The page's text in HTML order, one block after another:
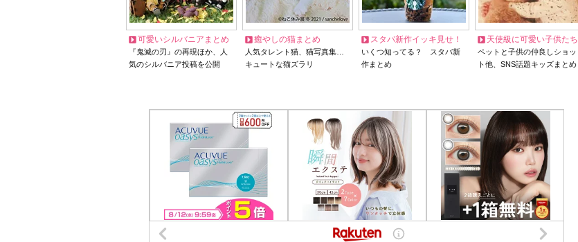
可愛いシルバニアまとめ
『鬼滅の刃』の再現ほか、人
気のシルバニア投稿を公開
癒やしの猫まとめ
人気タレント猫、猫写真集…
キュートな猫ズラリ
スタバ新作イッキ見せ！
いくつ知ってる？ スタバ新
作まとめ
天使級に可愛い子供たち
ペットと子供の仲良しショッ
ト他、SNS話題キッズまとめ